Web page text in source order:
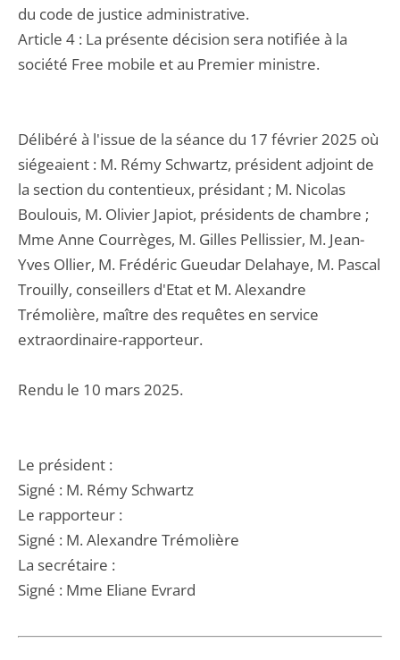
du code de justice administrative.
Article 4 : La présente décision sera notifiée à la
société Free mobile et au Premier ministre.
Délibéré à l'issue de la séance du 17 février 2025 où
siégeaient : M. Rémy Schwartz, président adjoint de
la section du contentieux, présidant ; M. Nicolas
Boulouis, M. Olivier Japiot, présidents de chambre ;
Mme Anne Courrèges, M. Gilles Pellissier, M. Jean-
Yves Ollier, M. Frédéric Gueudar Delahaye, M. Pascal
Trouilly, conseillers d'Etat et M. Alexandre
Trémolière, maître des requêtes en service
extraordinaire-rapporteur.
Rendu le 10 mars 2025.
Le président :
Signé : M. Rémy Schwartz
Le rapporteur :
Signé : M. Alexandre Trémolière
La secrétaire :
Signé : Mme Eliane Evrard